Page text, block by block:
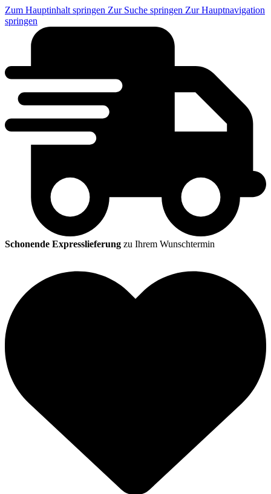
Zum Hauptinhalt springen Zur Suche springen Zur Hauptnavigation
springen
Schonende Expresslieferung zu Ihrem Wunschtermin